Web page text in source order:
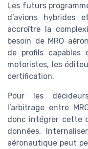
Les futurs
d’avions hybrides
accroître la
besoin de MRO
de profils
motoristes, les
certification.
Pour les
l’arbitrage entre
donc intégrer cette
données.
aéronautique peut